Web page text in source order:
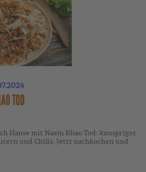
TOD
Hause mit Naem Khao Tod: knuspriger
und Chilis. Jetzt nachkochen und